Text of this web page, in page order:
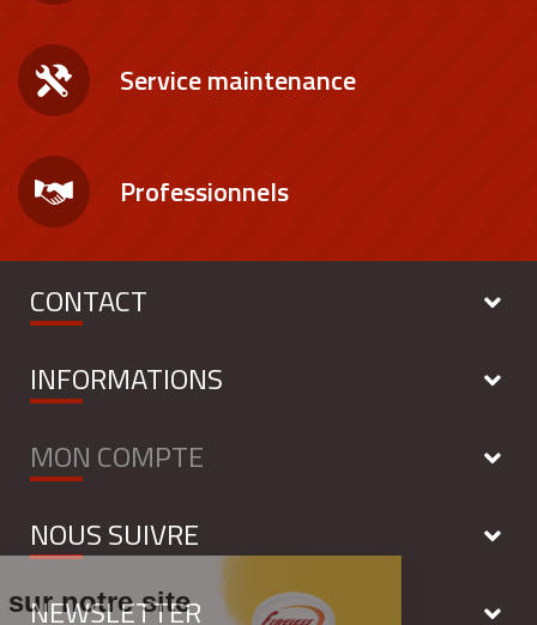
Service maintenance
Professionnels
CONTACT
INFORMATIONS
MON COMPTE
NOUS SUIVRE
NEWSLETTER